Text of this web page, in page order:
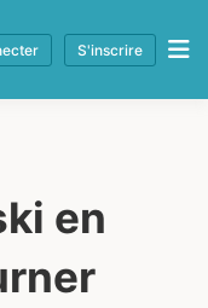
S'inscrire
en